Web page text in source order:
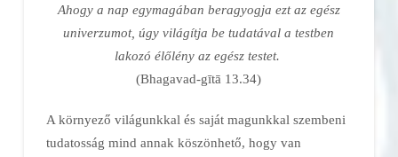
Ahogy a nap egymagában beragyogja ezt az egész
univerzumot, úgy világítja be tudatával a testben
lakozó élőlény az egész testet.
(Bhagavad-gītā 13.34)
A környező világunkkal és saját magunkkal szembeni
tudatosság mind annak köszönhető, hogy van